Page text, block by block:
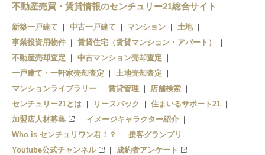
不動産売買・賃貸情報のセンチュリー21総合サイト
新築一戸建て 中古一戸建て マンション
土地
事業投資用物件
賃貸住宅（賃貸マンション・アパート）
不動産売却査定
中古マンション売却査定
一戸建て・一軒家売却査定
土地売却査定
マンションライブラリー
賃貸管理
店舗検索
センチュリー21とは
リースバック
住まいるサポート21
加盟店人材募集
イメージキャラクター紹介
Who is センチュリワン君！？
接客グランプリ
Youtube公式チャンネル
成約者アンケート